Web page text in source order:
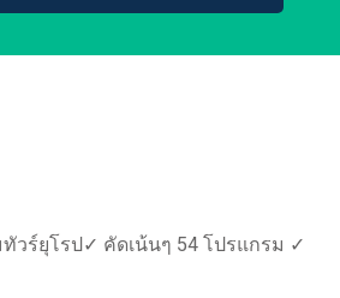
วร์ยุโรป✓ คัดเน้นๆ 54 โปรแกรม ✓